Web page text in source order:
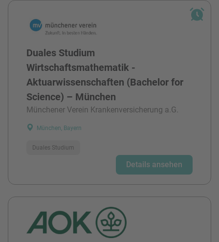
Duales Studium
Wirtschaftsmathematik -
Aktuarwissenschaften (Bachelor for
Science) – München
Münchener Verein Krankenversicherung a.G.
München, Bayern
Duales Studium
Details ansehen